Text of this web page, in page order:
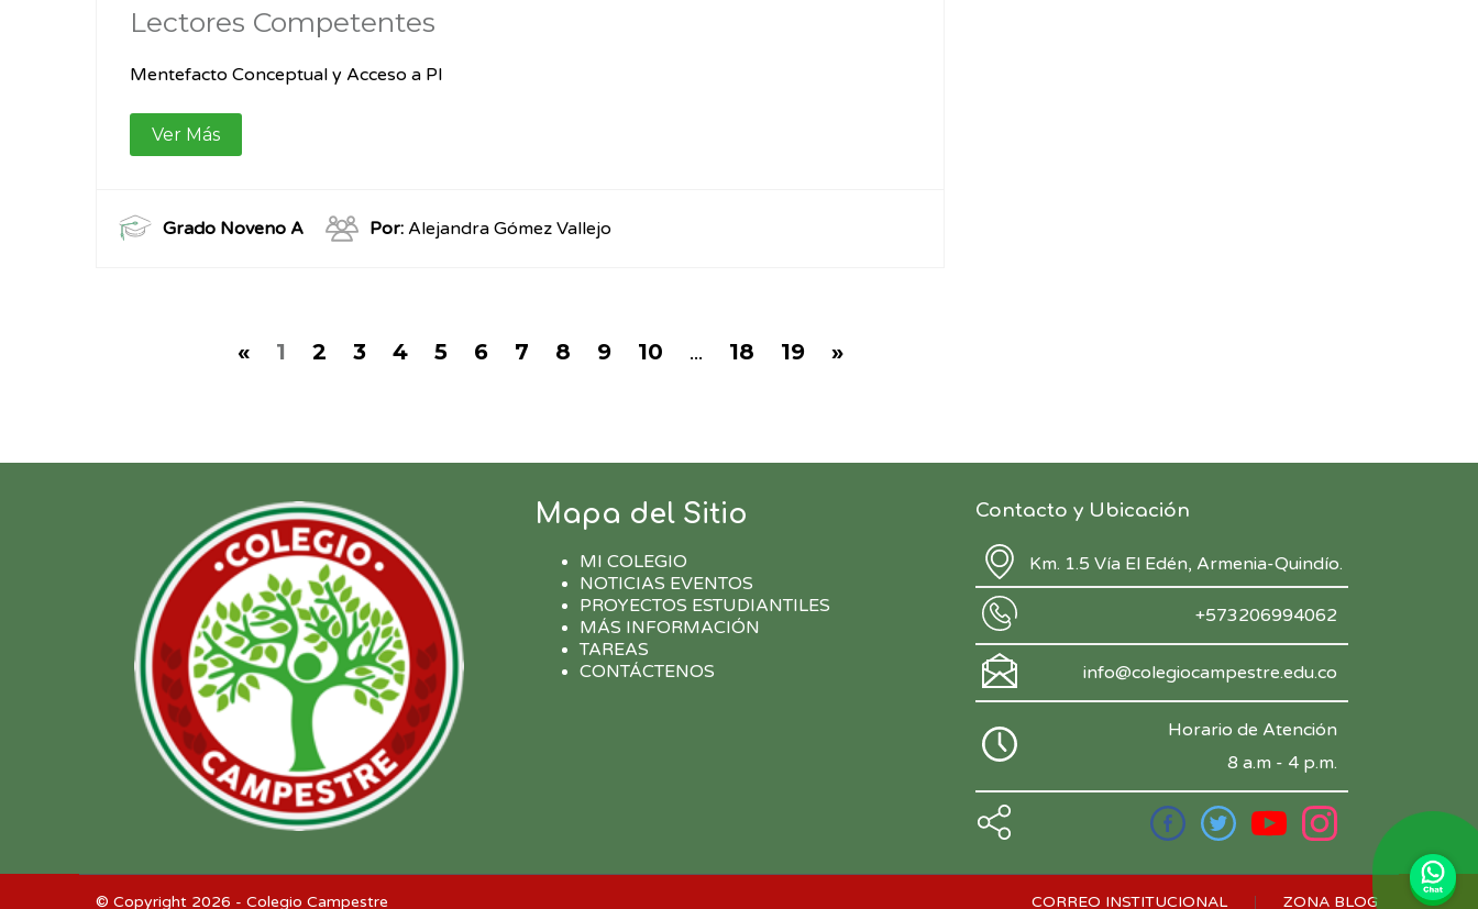
Lectores Competentes
Mentefacto Conceptual y Acceso a PI
Ver Más
Grado Noveno A Por: Alejandra Gómez Vallejo
« 1 2 3 4 5 6 7 8 9 10 ... 18 19 »
Mapa del Sitio
MI COLEGIO
NOTICIAS EVENTOS
PROYECTOS ESTUDIANTILES
MÁS INFORMACIÓN
TAREAS
CONTÁCTENOS
Contacto y Ubicación
Km. 1.5 Vía El Edén, Armenia-Quindío.
+573206994062
info@colegiocampestre.edu.co
Horario de Atención
8 a.m - 4 p.m.
© Copyright 2026 - Colegio Campestre CORREO INSTITUCIONAL ZONA BLOG